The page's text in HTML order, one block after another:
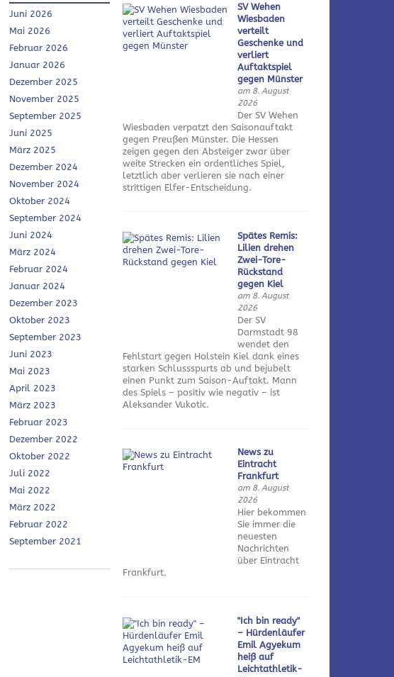
Juni 2026
Mai 2026
Februar 2026
Januar 2026
Dezember 2025
November 2025
September 2025
Juni 2025
März 2025
Dezember 2024
November 2024
Oktober 2024
September 2024
Juni 2024
März 2024
Februar 2024
Januar 2024
Dezember 2023
Oktober 2023
September 2023
Juni 2023
Mai 2023
April 2023
März 2023
Februar 2023
Dezember 2022
Oktober 2022
Juli 2022
Mai 2022
März 2022
Februar 2022
September 2021
SV Wehen
Wiesbaden
verteilt
Geschenke und
verliert
Auftaktspiel
gegen Münster
am 8. August
2026
Der SV Wehen
Wiesbaden verpatzt den Saisonauftakt
gegen Preußen Münster. Die Hessen
zeigen gegen den Absteiger zwar über
weite Strecken ein ordentliches Spiel,
letztlich aber verlieren sie nach einer
strittigen Elfer-Entscheidung.
Spätes Remis:
Lilien drehen
Zwei-Tore-
Rückstand
gegen Kiel
am 8. August
2026
Der SV
Darmstadt 98
wendet den
Fehlstart gegen Holstein Kiel dank eines
starken Schlussspurts ab und bejubelt
einen Punkt zum Saison-Auftakt. Mann
des Spiels – positiv wie negativ – ist
Aleksander Vukotic.
News zu
Eintracht
Frankfurt
am 8. August
2026
Hier bekommen
Sie immer die
neuesten
Nachrichten
über Eintracht
Frankfurt.
"Ich bin ready"
– Hürdenläufer
Emil Agyekum
heiß auf
Leichtathletik-